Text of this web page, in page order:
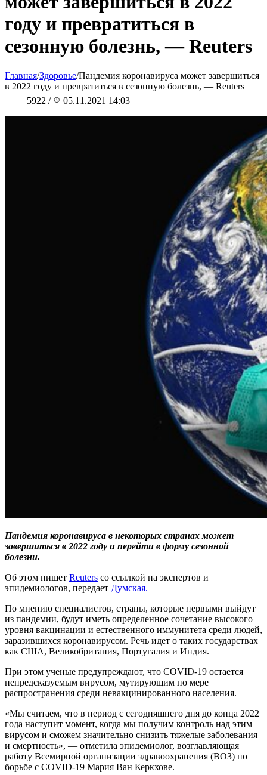
году и превратиться в
сезонную болезнь, — Reuters
Главная/Здоровье/Пандемия коронавируса может завершиться
в 2022 году и превратиться в сезонную болезнь, — Reuters
5922 / 05.11.2021 14:03
Пандемия коронавируса в некоторых странах может
завершиться в 2022 году и перейти в форму сезонной
болезни.
Об этом пишет Reuters со ссылкой на экспертов и
эпидемиологов, передает Думская.
По мнению специалистов, страны, которые первыми выйдут
из пандемии, будут иметь определенное сочетание высокого
уровня вакцинации и естественного иммунитета среди людей,
заразившихся коронавирусом. Речь идет о таких государствах
как США, Великобритания, Португалия и Индия.
При этом ученые предупреждают, что COVID-19 остается
непредсказуемым вирусом, мутирующим по мере
распространения среди невакцинированного населения.
«Мы считаем, что в период с сегодняшнего дня до конца 2022
года наступит момент, когда мы получим контроль над этим
вирусом и сможем значительно снизить тяжелые заболевания
и смертность», — отметила эпидемиолог, возглавляющая
работу Всемирной организации здравоохранения (ВОЗ) по
борьбе с COVID-19 Мария Ван Керкхове.